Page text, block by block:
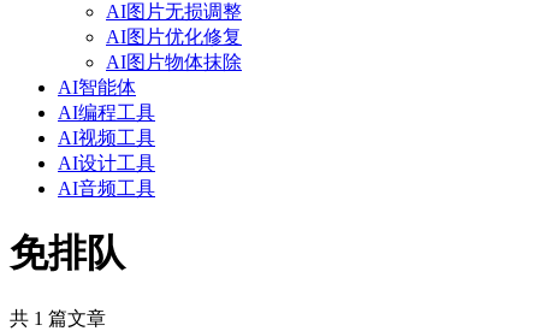
AI图片无损调整
AI图片优化修复
AI图片物体抹除
AI智能体
AI编程工具
AI视频工具
AI设计工具
AI音频工具
免排队
共 1 篇文章